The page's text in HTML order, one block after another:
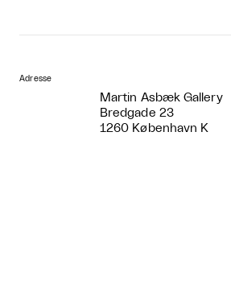
Adresse
Martin Asbæk Gallery
Bredgade 23
1260 København K